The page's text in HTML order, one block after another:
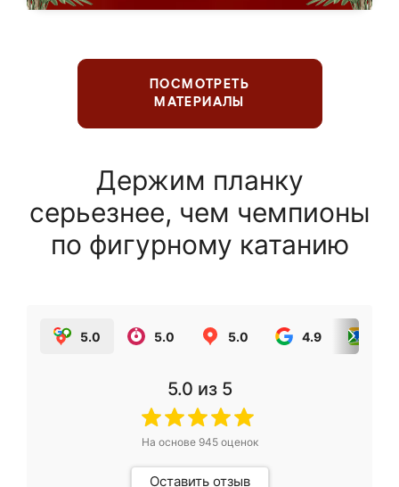
ПОСМОТРЕТЬ
МАТЕРИАЛЫ
Держим планку
серьезнее, чем чемпионы
по фигурному катанию
5.0 5.0 5.0 4.9
5.0 из 5
На основе 945оценок
Оставить отзыв